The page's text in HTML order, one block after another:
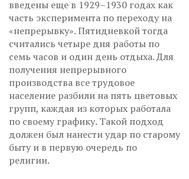
введены еще в 1929–1930 годах как
часть эксперимента по переходу на
«непрерывку». Пятидневкой тогда
считались четыре дня работы по
семь часов и один день отдыха. Для
получения непрерывного
производства все трудовое
население разбили на пять цветовых
групп, каждая из которых работала
по своему графику. Такой подход
должен был нанести удар по старому
быту и в первую очередь по
религии.